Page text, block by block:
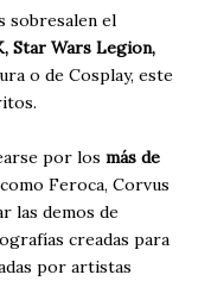
sobresalen el
Star Wars Legion,
o de Cosplay, este
por los más de
como Feroca, Corvus
las demos de
creadas para
por artistas